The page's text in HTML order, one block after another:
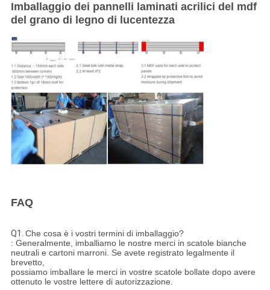
Imballaggio dei pannelli laminati acrilici del mdf
del grano di legno di lucentezza
FAQ
Q1. Che cosa è i vostri termini di imballaggio?
: Generalmente, imballiamo le nostre merci in scatole bianche
neutrali e cartoni marroni. Se avete registrato legalmente il
brevetto,
possiamo imballare le merci in vostre scatole bollate dopo avere
ottenuto le vostre lettere di autorizzazione.